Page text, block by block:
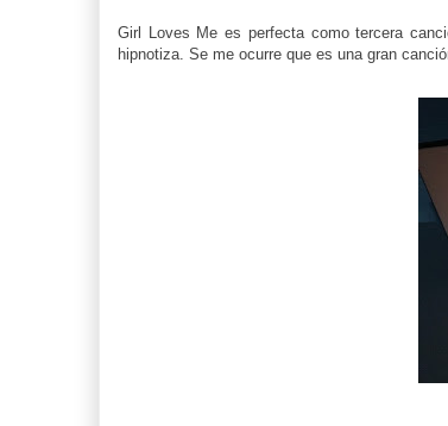
Girl Loves Me es perfecta como tercera
hipnotiza. Se me ocurre que es una gran